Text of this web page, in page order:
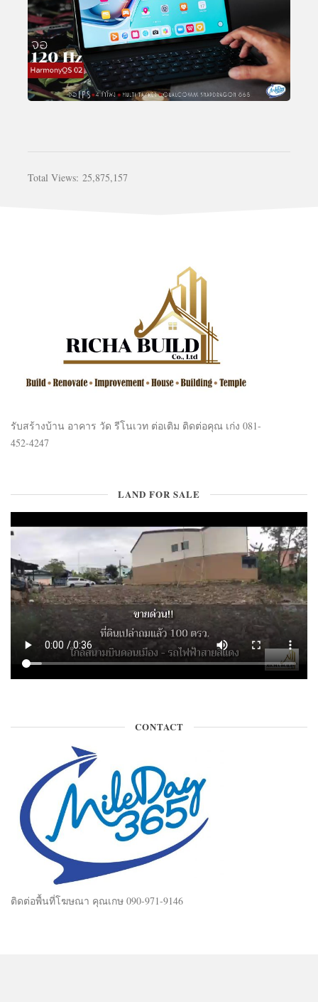
Total Views: 25,875,157
รับสร้างบ้าน อาคาร วัด รีโนเวท ต่อเติม ติดต่อคุณ เก่ง 081-
452-4247
LAND FOR SALE
CONTACT
ติดต่อพื้นที่โฆษณา คุณเกษ 090-971-9146